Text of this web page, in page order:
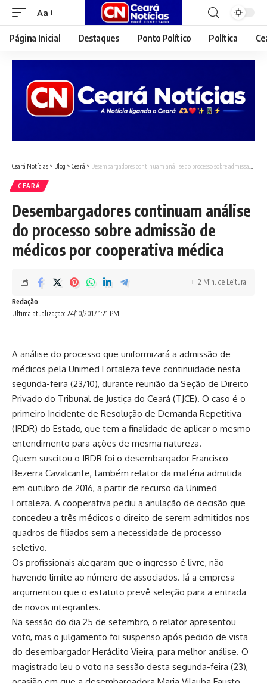
Font
Resizer
Aa
Página Inicial Destaques Ponto Político Política
Ceará Notícias > Blog > Ceará > Desembargadores continuam análise do processo sobre admissão de médicos por cooperativa médica
CEARÁ
Desembargadores continuam análise
do processo sobre admissão de
médicos por cooperativa médica
Ultima atualização: 24/10/2017 1:21 PM
Redação
2 Min. de Leitura
A análise do processo que uniformizará a admissão de
médicos pela Unimed Fortaleza teve continuidade nesta
segunda-feira (23/10), durante reunião da Seção de Direito
Privado do Tribunal de Justiça do Ceará (TJCE). O caso é o
primeiro Incidente de Resolução de Demanda Repetitiva
(IRDR) do Estado, que tem a finalidade de aplicar o mesmo
entendimento para ações de mesma natureza.
Quem suscitou o IRDR foi o desembargador Francisco
Bezerra Cavalcante, também relator da matéria admitida
em outubro de 2016, a partir de recurso da Unimed
Fortaleza. A cooperativa pediu a anulação de decisão que
concedeu a três médicos o direito de serem admitidos nos
quadros de filiados sem a necessidade de processo
seletivo.
Os profissionais alegaram que o ingresso é livre, não
havendo limite ao número de associados. Já a empresa
argumentou que o estatuto prevê seleção para a entrada
de novos integrantes.
Na sessão do dia 25 de setembro, o relator apresentou
voto, mas o julgamento foi suspenso após pedido de vista
do desembargador Heráclito Vieira, para melhor análise. O
magistrado leu o voto na sessão desta segunda-feira (23),